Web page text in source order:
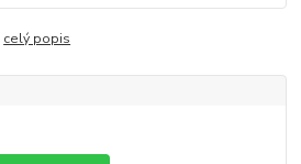
celý popis